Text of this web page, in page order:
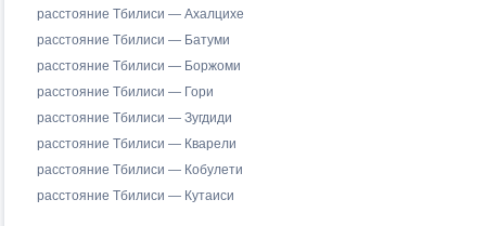
расстояние Тбилиси — Ахалцихе
расстояние Тбилиси — Батуми
расстояние Тбилиси — Боржоми
расстояние Тбилиси — Гори
расстояние Тбилиси — Зугдиди
расстояние Тбилиси — Кварели
расстояние Тбилиси — Кобулети
расстояние Тбилиси — Кутаиси